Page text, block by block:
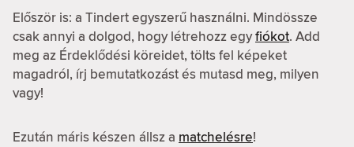
Először is: a Tindert egyszerű használni. Mindössze
csak annyi a dolgod, hogy létrehozz egyfiókot. Add
meg az Érdeklődési köreidet, tölts fel képeket
magadról, írj bemutatkozást és mutasd meg, milyen
vagy!
Ezután máris készen állsz a matchelésre!